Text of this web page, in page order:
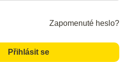
Zapomenuté heslo?
Přihlásit se